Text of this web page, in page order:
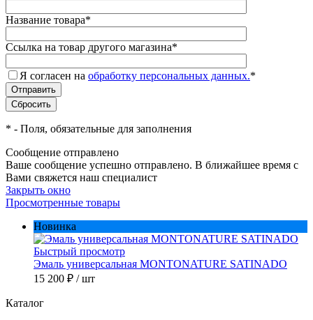
Название товара*
Ссылка на товар другого магазина*
Я согласен на обработку персональных данных.*
* - Поля, обязательные для заполнения
Сообщение отправлено
Ваше сообщение успешно отправлено. В ближайшее время с
Вами свяжется наш специалист
Закрыть окно
Просмотренные товары
Новинка
Быстрый просмотр
Эмаль универсальная MONTONATURE SATINADO
15 200 ₽ / шт
Каталог